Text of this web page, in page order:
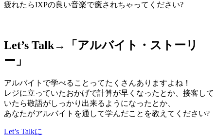
疲れたらIXPの良い音楽で癒されちゃってください?
Let’s Talk→「 アルバイト・ストーリ
ー 」
アルバイトで学べることってたくさんありますよね！
レジに立っていたおかげで計算が早くなったとか、接客して
いたら敬語がしっかり出来るようになったとか、
あなたがアルバイトを通して学んだことを教えてください?
Let’s Talkに